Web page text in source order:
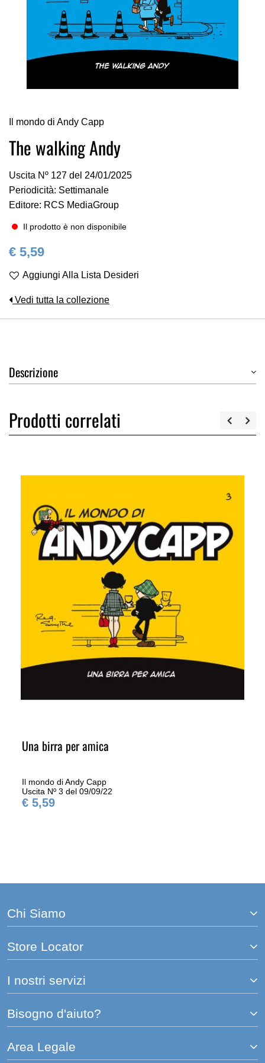
all'inizio
della
galleria
immagini
Il mondo di Andy Capp
The walking Andy
Uscita Nº 127 del 24/01/2025
Periodicità: Settimanale
Editore: RCS MediaGroup
Il prodotto è non disponibile
€ 5,59
Aggiungi Alla Lista Desideri
Vedi tutta la collezione
Descrizione
Prodotti correlati
Una birra per amica
Il mondo di Andy Capp
Uscita Nº 3 del 09/09/22
€ 5,59
Chi Siamo
Store Locator
I nostri servizi
Bisogno d'aiuto?
Area Legale